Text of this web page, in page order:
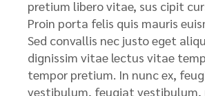
pretium libero vitae, sus cipit
Proin porta felis quis mauris
Sed convallis nec justo eget
dignissim vitae lectus vitae
tempor pretium. In nunc ex,
vestibulum, feugiat vestibulum,